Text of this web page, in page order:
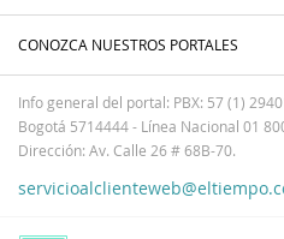
CONOZCA NUESTROS PORTALES
Info general del portal: PBX: 57 (1)
Bogotá 5714444 - Línea Nacional 01
Dirección: Av. Calle 26 # 68B-70.